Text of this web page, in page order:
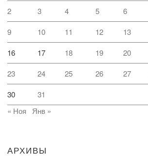
2 3 4 5 6
9 10 11 12 13
16 17 18 19 20
23 24 25 26 27
30
31
« Ноя
Янв »
АРХИВЫ